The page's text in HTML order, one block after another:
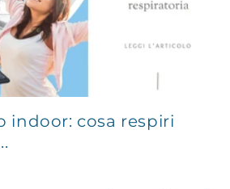
indoor: cosa respiri